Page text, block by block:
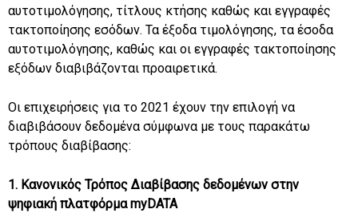
αυτοτιμολόγησης, τίτλους κτήσης καθώς και εγγραφές
τακτοποίησης εσόδων. Τα έξοδα τιμολόγησης, τα έσοδα
αυτοτιμολόγησης, καθώς και οι εγγραφές τακτοποίησης
εξόδων διαβιβάζονται προαιρετικά.
Οι επιχειρήσεις για το 2021 έχουν την επιλογή να
διαβιβάσουν δεδομένα σύμφωνα με τους παρακάτω
τρόπους διαβίβασης:
1. Κανονικός Τρόπος Διαβίβασης δεδομένων στην
ψηφιακή πλατφόρμα myDATA